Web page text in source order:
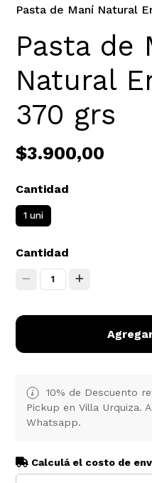
Pasta de Maní Natural
Pasta de
Natural
370 grs
$3.900,00
Cantidad
1 uni
Cantidad
1
10% de Descuento
Pickup en Villa Urquiza.
Whatsapp.
Calculá el costo de